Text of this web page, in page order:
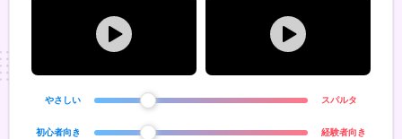
やさしい スパルタ
初心者向き 経験者向き